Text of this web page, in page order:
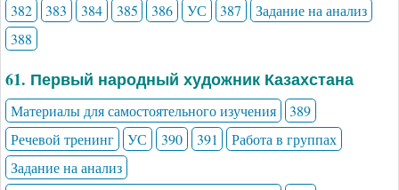
382
383 384 385 386 УС 387
Задание на анализ
388
61. Первый народный художник Казахстана
Материалы для самостоятельного изучения
389
Речевой тренинг
УС 390 391
Работа в группах
Задание на анализ